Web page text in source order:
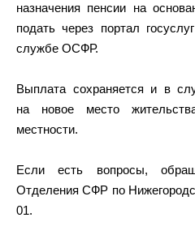
назначения пенсии на
подать через портал
службе ОСФР.
Выплата сохраняется и в
на новое место
местности.
Если есть вопросы,
Отделения СФР по
01.